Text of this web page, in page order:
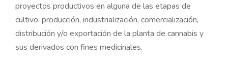
proyectos productivos en alguna de las etapas de
cultivo, producción, industrialización, comercialización,
distribución y/o exportación de la planta de cannabis y
sus derivados con fines medicinales.